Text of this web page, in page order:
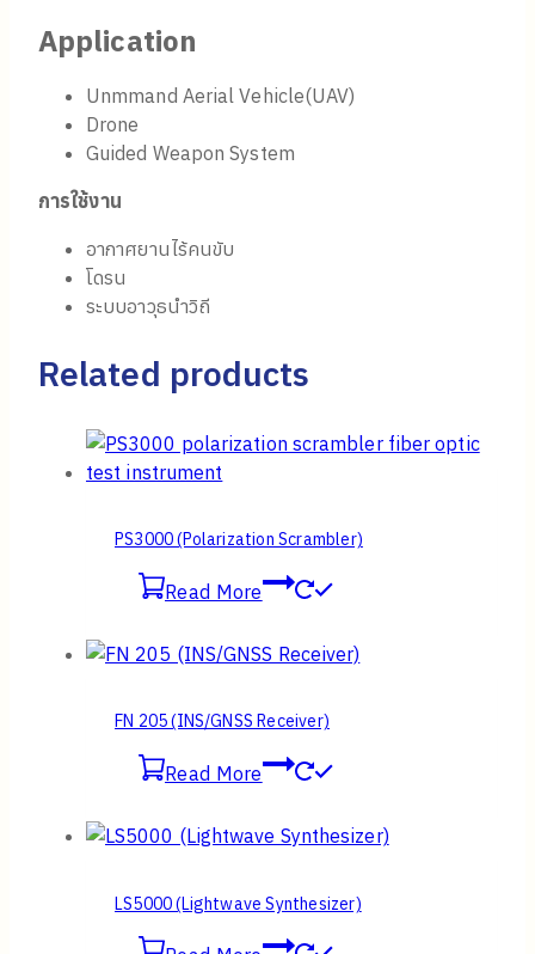
Application
Unmmand Aerial Vehicle(UAV)
Drone
Guided Weapon System
การใช้งาน
อากาศยานไร้คนขับ
โดรน
ระบบอาวุธนำวิถี
Related products
PS3000 (Polarization Scrambler)
Read More
FN 205 (INS/GNSS Receiver)
Read More
LS5000 (Lightwave Synthesizer)